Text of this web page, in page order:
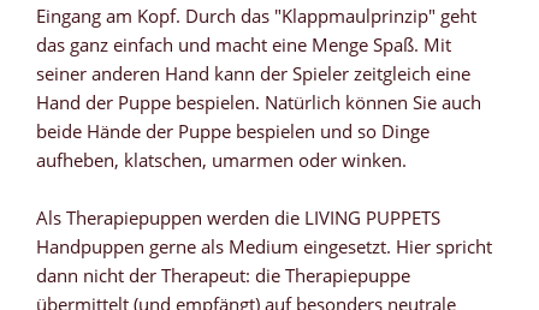
Eingang am Kopf. Durch das "Klappmaulprinzip" geht
das ganz einfach und macht eine Menge Spaß. Mit
seiner anderen Hand kann der Spieler zeitgleich eine
Hand der Puppe bespielen. Natürlich können Sie auch
beide Hände der Puppe bespielen und so Dinge
aufheben, klatschen, umarmen oder winken.
Als Therapiepuppen werden die LIVING PUPPETS
Handpuppen gerne als Medium eingesetzt. Hier spricht
dann nicht der Therapeut: die Therapiepuppe
übermittelt (und empfängt) auf besonders neutrale